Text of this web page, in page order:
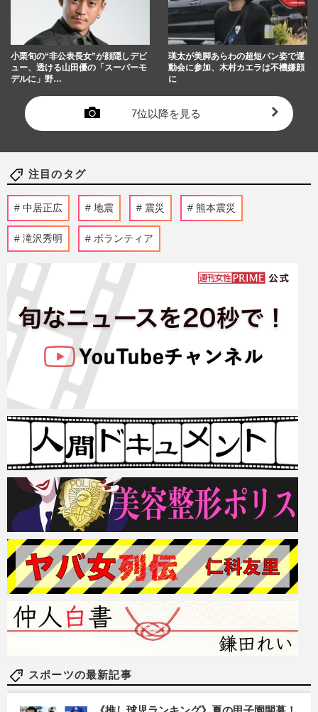
小栗旬の“非公表長女”が顔隠しデビ
ュー、透ける山田優の「スーパーモ
デルに」野…
瑛太が美脚あらわの超短パン姿で運
動会に参加、木村カエラは不機嫌顔
に
7位以降を見る
注目のタグ
中居正広 地震 震災 熊本震災
滝沢秀明 ボランティア
スポーツの最新記事